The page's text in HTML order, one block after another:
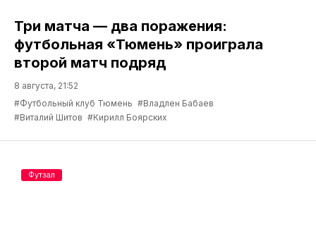
Три матча — два поражения:
футбольная «Тюмень» проиграла
второй матч подряд
8 августа, 21:52
#Футбольный клуб Тюмень #Владлен Бабаев
#Виталий Шитов #Кирилл Боярских
Футзал